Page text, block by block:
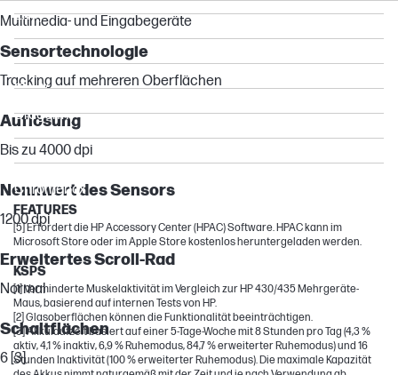
Multimedia- und Eingabegeräte
Sensortechnologie
Tracking auf mehreren Oberflächen
Auflösung
Bis zu 4000 dpi
Nennwert des Sensors
1200 dpi
Erweitertes Scroll-Rad
Normal
Schaltflächen
6 [3]
Envy
Chromebook
Spectre
ENVY
Dragonfly
ZHAN
Flexible
Chromebox
FEATURES
[5] Erfordert die HP Accessory Center (HPAC) Software. HPAC kann im
Microsoft Store oder im Apple Store kostenlos heruntergeladen werden.
KSPS
[1] Verminderte Muskelaktivität im Vergleich zur HP 430/435 Mehrgeräte-
Maus, basierend auf internen Tests von HP.
[2] Glasoberflächen können die Funktionalität beeinträchtigen.
[3] Akkulaufzeit basiert auf einer 5-Tage-Woche mit 8 Stunden pro Tag (4,3 %
aktiv, 4,1 % inaktiv, 6,9 % Ruhemodus, 84,7 % erweiterter Ruhemodus) und 16
Stunden Inaktivität (100 % erweiterter Ruhemodus). Die maximale Kapazität